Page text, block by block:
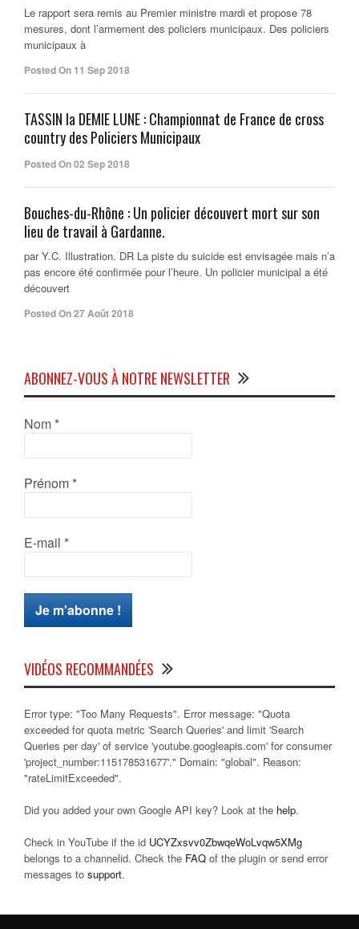
Le rapport sera remis au Premier ministre mardi et propose 78
mesures, dont l’armement des policiers municipaux. Des policiers
municipaux à
Posted On 11 Sep 2018
TASSIN la DEMIE LUNE : Championnat de France de cross
country des Policiers Municipaux
Posted On 02 Sep 2018
Bouches-du-Rhône : Un policier découvert mort sur son
lieu de travail à Gardanne.
par Y.C. Illustration. DR La piste du suicide est envisagée mais n’a
pas encore été confirmée pour l’heure. Un policier municipal a été
découvert
Posted On 27 Août 2018
ABONNEZ-VOUS À NOTRE NEWSLETTER
Nom *
Prénom *
E-mail *
VIDÉOS RECOMMANDÉES
Error type: "Too Many Requests". Error message: "Quota
exceeded for quota metric 'Search Queries' and limit 'Search
Queries per day' of service 'youtube.googleapis.com' for consumer
'project_number:115178531677'." Domain: "global". Reason:
"rateLimitExceeded".
Did you added your own Google API key? Look at the help.
Check in YouTube if the id UCYZxsvv0ZbwqeWoLvqw5XMg
belongs to a channelid. Check the FAQ of the plugin or send error
messages to support.